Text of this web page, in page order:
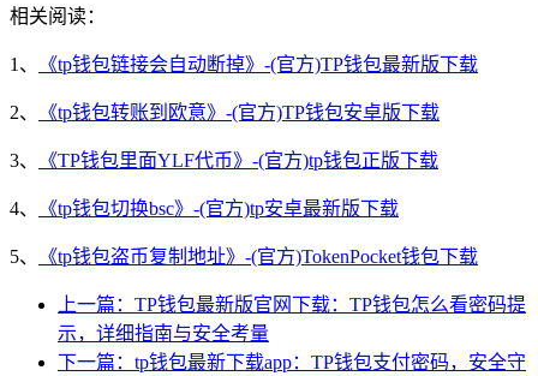
相关阅读：
1、 《tp钱包链接会自动断掉》-(官方)TP钱包最新版下载
2、 《tp钱包转账到欧意》-(官方)TP钱包安卓版下载
3、 《TP钱包里面YLF代币》-(官方)tp钱包正版下载
4、 《tp钱包切换bsc》-(官方)tp安卓最新版下载
5、 《tp钱包盗币复制地址》-(官方)TokenPocket钱包下载
上一篇：TP钱包最新版官网下载：TP钱包怎么看密码提
示，详细指南与安全考量
下一篇：tp钱包最新下载app：TP钱包支付密码，安全守